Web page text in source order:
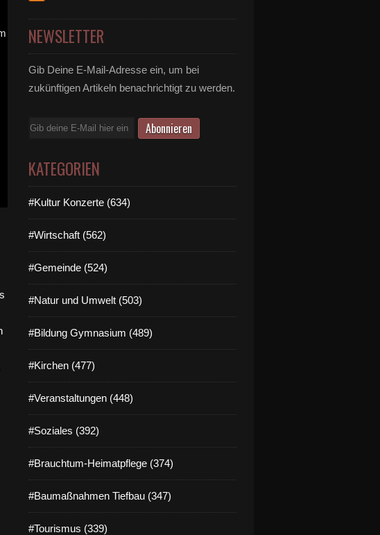
NEWSLETTER
Gib Deine E-Mail-Adresse ein, um bei
zukünftigen Artikeln benachrichtigt zu werden.
E-
KATEGORIEN
#Kultur Konzerte (634)
#Wirtschaft (562)
#Gemeinde (524)
#Natur und Umwelt (503)
#Bildung Gymnasium (489)
#Kirchen (477)
#Veranstaltungen (448)
#Soziales (392)
#Brauchtum-Heimatpflege (374)
#Baumaßnahmen Tiefbau (347)
#Tourismus (339)